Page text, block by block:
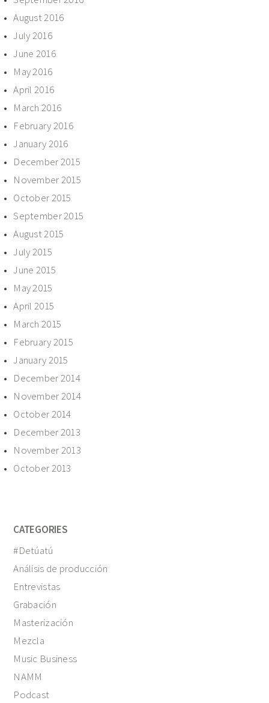
August 2016
July 2016
June 2016
May 2016
April 2016
March 2016
February 2016
January 2016
December 2015
November 2015
October 2015
September 2015
August 2015
July 2015
June 2015
May 2015
April 2015
March 2015
February 2015
January 2015
December 2014
November 2014
October 2014
December 2013
November 2013
October 2013
CATEGORIES
#Detúatú
Análisis de producción
Entrevistas
Grabación
Masterización
Mezcla
Music Business
NAMM
Podcast